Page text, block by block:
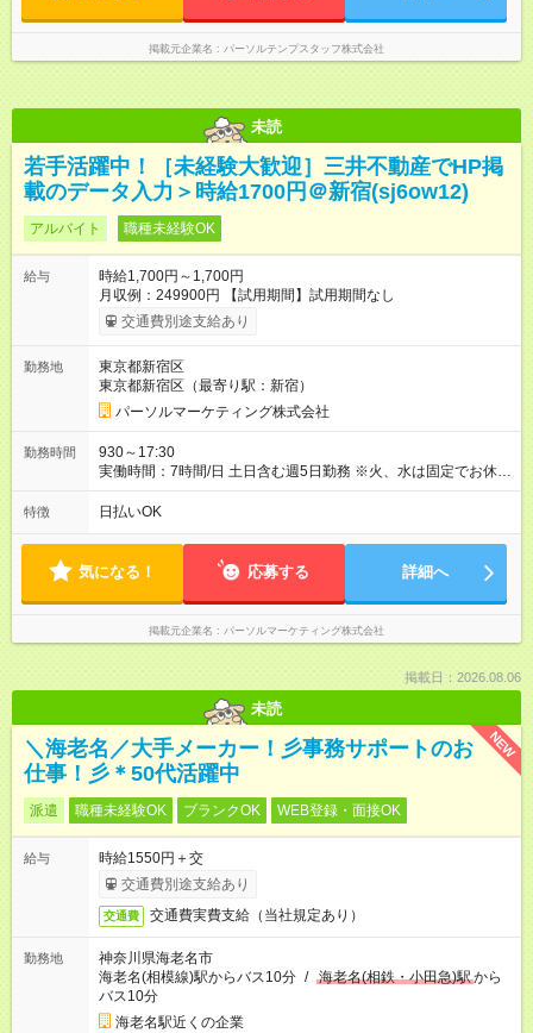
掲載元企業名 パーソルテンプスタッフ株式会社
未読
若手活躍中！［未経験大歓迎］三井不動産でHP掲
載のデータ入力＞時給1700円＠新宿(sj6ow12)
アルバイト 職種未経験OK
給与
時給1,700円～1,700円
月収例：249900円 【試用期間】試用期間なし
交通費別途支給あり
勤務地
東京都新宿区
東京都新宿区（最寄り駅：新宿）
パーソルマーケティング株式会社
勤務時間
930～17:30
実働時間：7時間/日 土日含む週5日勤務 ※火、水は固定でお休み
実働8時間（休憩60分）
特徴 日払いOK
気になる！ 応募する 詳細へ
掲載元企業名 パーソルマーケティング株式会社
掲載日：2026.08.06
未読
NEW
＼海老名／大手メーカー！彡事務サポートのお
仕事！彡＊50代活躍中
派遣 職種未経験OK ブランクOK WEB登録・面接OK
給与
時給1550円＋交
交通費別途支給あり
交通費 交通費実費支給（当社規定あり）
勤務地
神奈川県海老名市
海老名(相模線)駅からバス10分 / 海老名(相鉄・小田急)駅から
バス10分
海老名駅近くの企業